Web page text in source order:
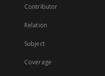
Contributor
Relation
Subject
Coverage